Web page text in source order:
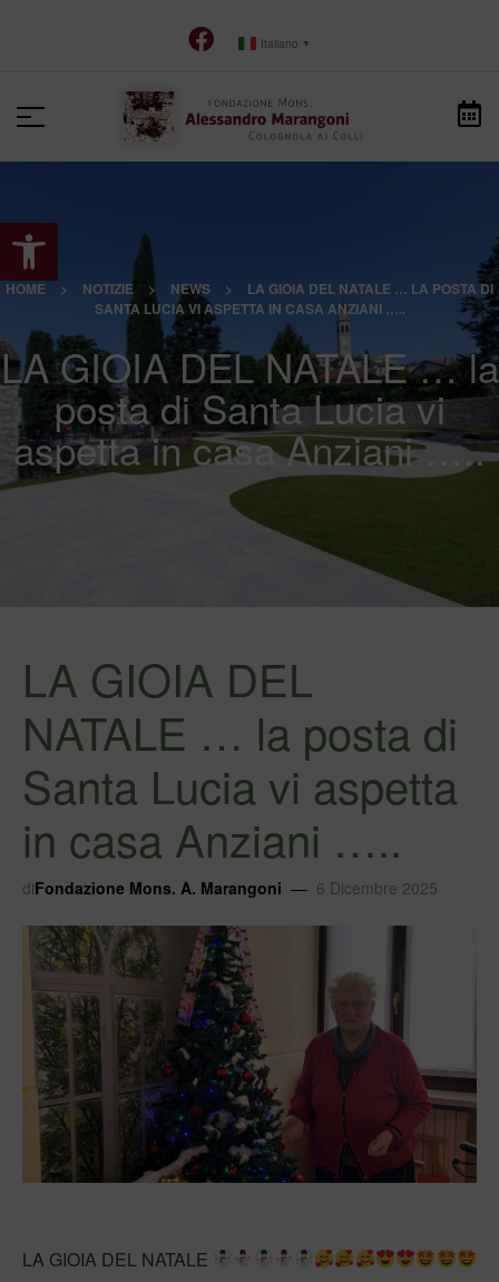
Apri la barra degli strumenti
Italiano ▼
HOME > NOTIZIE > NEWS >
LA GIOIA DEL NATALE … LA POSTA DI
SANTA LUCIA VI ASPETTA IN CASA ANZIANI …..
LA GIOIA DEL NATALE … la
posta di Santa Lucia vi
aspetta in casa Anziani …..
LA GIOIA DEL
NATALE … la posta di
Santa Lucia vi aspetta
in casa Anziani …..
diFondazione Mons. A. Marangoni 6 Dicembre 2025
LA GIOIA DEL NATALE